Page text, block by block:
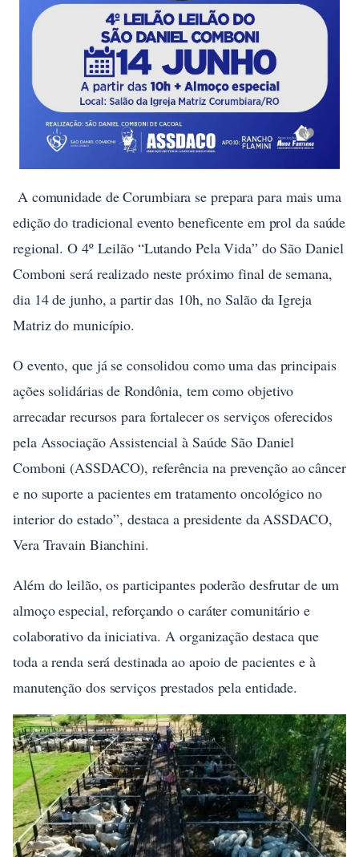
A comunidade de Corumbiara se prepara para mais uma
edição do tradicional evento beneficente em prol da saúde
regional. O 4º Leilão “Lutando Pela Vida” do São Daniel
Comboni será realizado neste próximo final de semana,
dia 14 de junho, a partir das 10h, no Salão da Igreja
Matriz do município.
O evento, que já se consolidou como uma das principais
ações solidárias de Rondônia, tem como objetivo
arrecadar recursos para fortalecer os serviços oferecidos
pela Associação Assistencial à Saúde São Daniel
Comboni (ASSDACO), referência na prevenção ao câncer
e no suporte a pacientes em tratamento oncológico no
interior do estado”, destaca a presidente da ASSDACO,
Vera Travain Bianchini.
Além do leilão, os participantes poderão desfrutar de um
almoço especial, reforçando o caráter comunitário e
colaborativo da iniciativa. A organização destaca que
toda a renda será destinada ao apoio de pacientes e à
manutenção dos serviços prestados pela entidade.